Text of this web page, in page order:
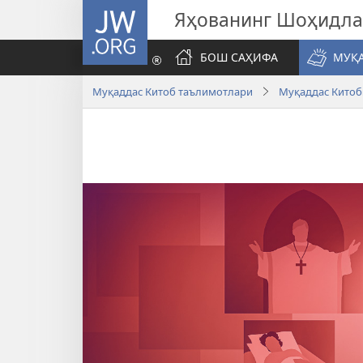
JW.ORG Яҳованинг
БОШ САҲИФА
Муқаддас Китоб таълимотлари Муқаддас